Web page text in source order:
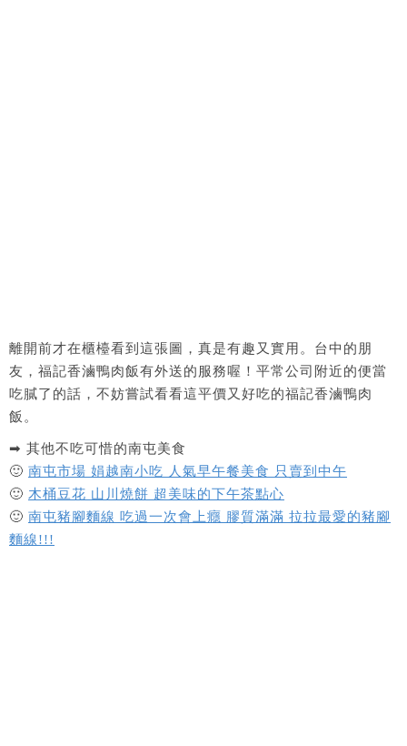
離開前才在櫃檯看到這張圖，真是有趣又實用。台中的朋
友，福記香滷鴨肉飯有外送的服務喔！平常公司附近的便當
吃膩了的話，不妨嘗試看看這平價又好吃的福記香滷鴨肉
飯。
➡ 其他不吃可惜的南屯美食
🙂 南屯市場 娟越南小吃 人氣早午餐美食 只賣到中午
🙂 木桶豆花 山川燒餅 超美味的下午茶點心
🙂 南屯豬腳麵線 吃過一次會上癮 膠質滿滿 拉拉最愛的豬腳
麵線!!!